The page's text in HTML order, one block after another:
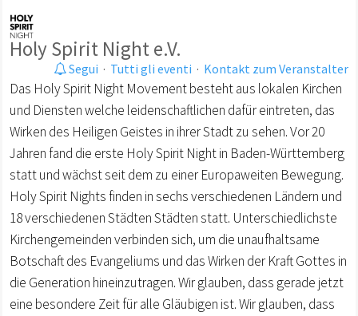
Holy Spirit Night e.V.
Segui · Tutti gli eventi · Kontakt zum Veranstalter
Das Holy Spirit Night Movement besteht aus lokalen Kirchen
und Diensten welche leidenschaftlichen dafür eintreten, das
Wirken des Heiligen Geistes in ihrer Stadt zu sehen. Vor 20
Jahren fand die erste Holy Spirit Night in Baden-Württemberg
statt und wächst seit dem zu einer Europaweiten Bewegung.
Holy Spirit Nights finden in sechs verschiedenen Ländern und
18 verschiedenen Städten Städten statt. Unterschiedlichste
Kirchengemeinden verbinden sich, um die unaufhaltsame
Botschaft des Evangeliums und das Wirken der Kraft Gottes in
die Generation hineinzutragen. Wir glauben, dass gerade jetzt
eine besondere Zeit für alle Gläubigen ist. Wir glauben, dass